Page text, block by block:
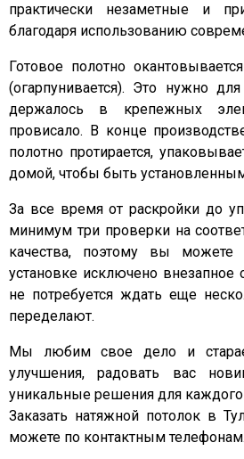
практически незаметные и
благодаря использованию
Готовое полотно
(огарпунивается). Это нужно
держалось в крепежных
провисало. В конце
полотно протирается,
домой, чтобы быть
За все время от раскройки до
минимум три проверки на
качества, поэтому вы
установке исключено
не потребуется ждать еще
переделают.
Мы любим свое дело и
улучшения, радовать вас
уникальные решения для каждого
Заказать натяжной потолок в
можете по контактным телефонам.